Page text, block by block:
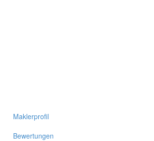
Maklerprofil
Bewertungen